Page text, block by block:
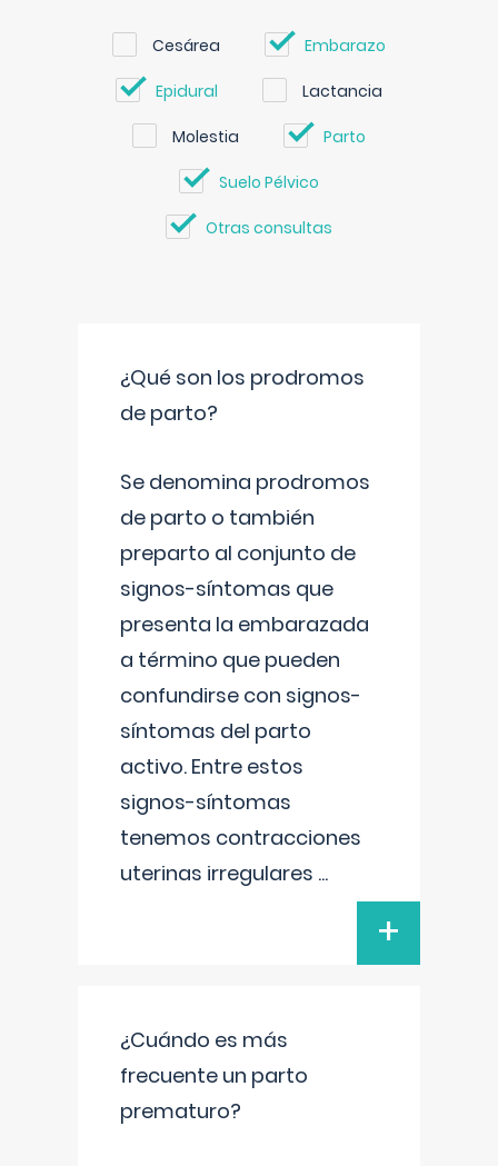
Cesárea Embarazo
Epidural Lactancia
Molestia Parto
Suelo Pélvico
Otras consultas
¿Qué son los prodromos
de parto?
Se denomina prodromos
de parto o también
preparto al conjunto de
signos-síntomas que
presenta la embarazada
a término que pueden
confundirse con signos-
síntomas del parto
activo. Entre estos
signos-síntomas
tenemos contracciones
uterinas irregulares ...
+
¿Cuándo es más
frecuente un parto
prematuro?